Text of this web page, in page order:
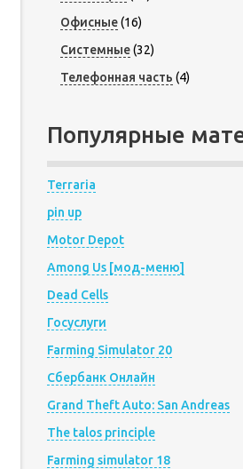
Офисные(16)
Системные(32)
Телефонная часть (4)
Популярные
Terraria
pin up
Motor Depot
Among Us [мод-меню]
Dead Cells
Госуслуги
Farming Simulator 20
Сбербанк Онлайн
Grand Theft Auto: San Andreas
The talos principle
Farming simulator 18